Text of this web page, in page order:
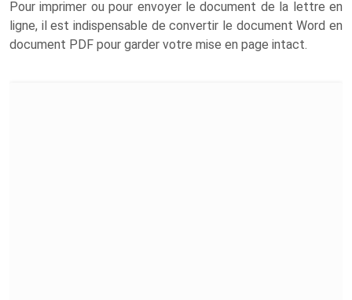
Pour imprimer ou pour envoyer le document de la lettre en
ligne, il est indispensable de convertir le document Word en
document PDF pour garder votre mise en page intact.